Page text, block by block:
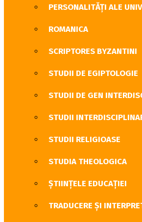
PERSONALITĂŢI ALE
ROMANICA
SCRIPTORES BYZANTINI
STUDII DE EGIPTOLOGIE
STUDII DE GEN
STUDII
STUDII RELIGIOASE
STUDIA THEOLOGICA
ȘTIINȚELE EDUCAȚIEI
TRADUCERE ȘI